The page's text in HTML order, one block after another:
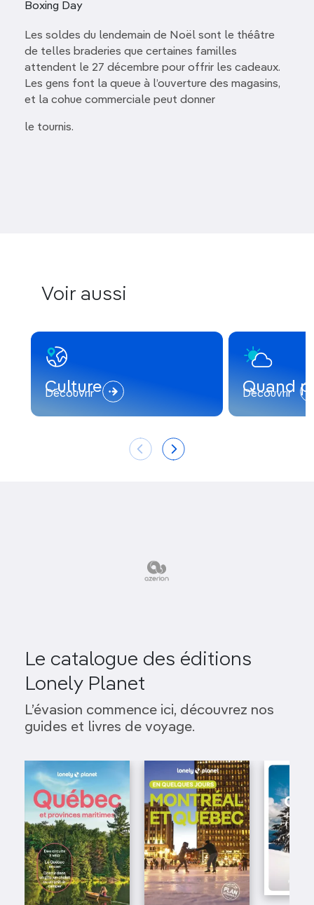
Boxing Day
Les soldes du lendemain de Noël sont le théâtre
de telles braderies que certaines familles
attendent le 27 décembre pour offrir les cadeaux.
Les gens font la queue à l’ouverture des magasins,
et la cohue commerciale peut donner
le tournis.
Voir aussi
Culture
Découvrir Quand
Découvrir
Le catalogue des éditions
Lonely Planet
L’évasion commence ici, découvrez nos
guides et livres de voyage.